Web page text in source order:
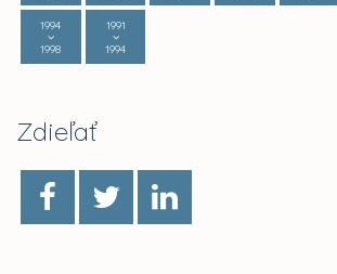
1994
1998
1991
1994
Zdieľať